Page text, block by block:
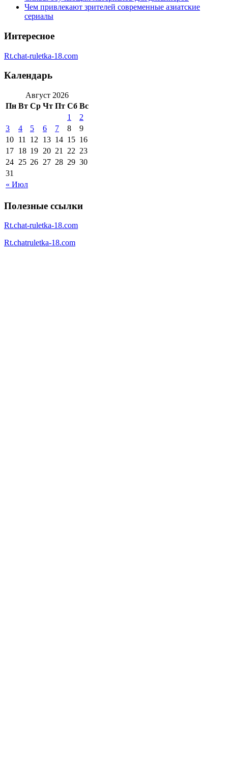
Чем привлекают зрителей современные азиатские
сериалы
Интересное
Rt.chat-ruletka-18.com
Календарь
Август 2026
Пн Вт Ср Чт Пт Сб Вс
« Июл
1
2
3
4 5 6 7 8
9
10 11 12 13 14 15 16
17 18 19 20 21 22 23
24 25 26 27 28 29 30
31
Полезные ссылки
Rt.chat-ruletka-18.com
Rt.chatruletka-18.com